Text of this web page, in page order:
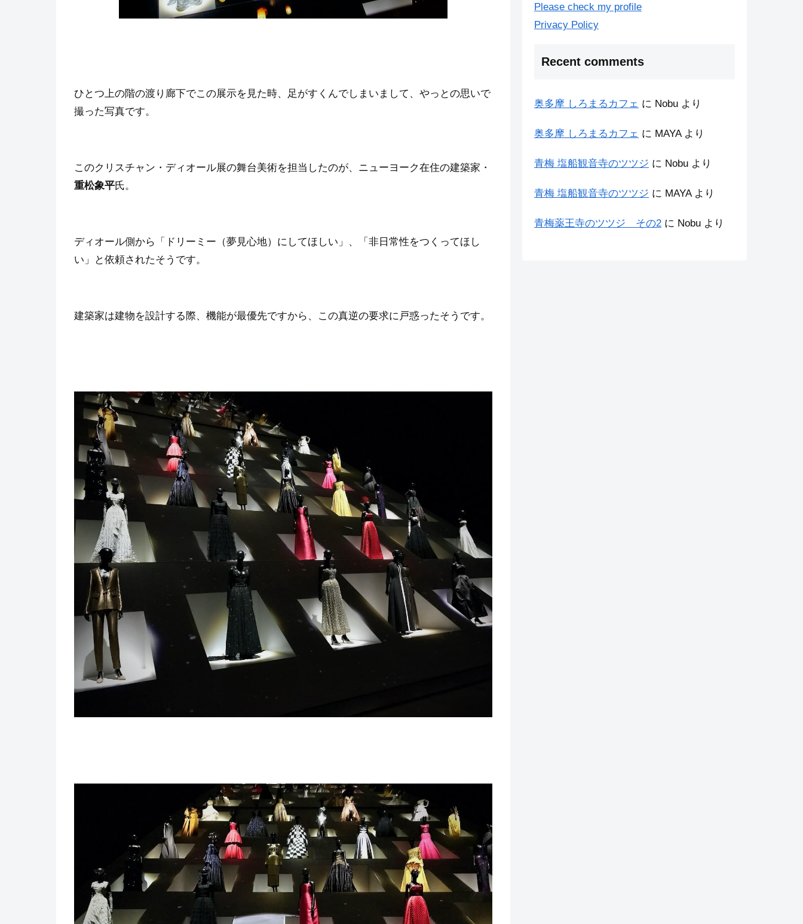
ひとつ上の階の渡り廊下でこの展示を見た時、足がすくんでしまいまして、やっとの思いで
撮った写真です。
このクリスチャン・ディオール展の舞台美術を担当したのが、ニューヨーク在住の建築家・
重松象平氏。
ディオール側から「ドリーミー（夢見心地）にしてほしい」、「非日常性をつくってほし
い」と依頼されたそうです。
建築家は建物を設計する際、機能が最優先ですから、この真逆の要求に戸惑ったそうです。
Please check my profile
Privacy Policy
Recent comments
奥多摩 しろまるカフェ に Nobu より
奥多摩 しろまるカフェ に MAYAより
青梅 塩船観音寺のツツジ に Nobu より
青梅 塩船観音寺のツツジ に MAYAより
青梅薬王寺のツツジ その2 に Nobu より